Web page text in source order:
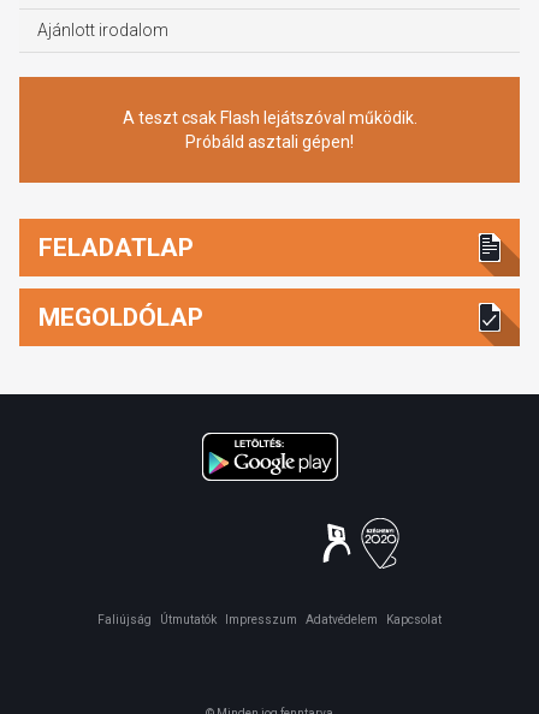
Ajánlott irodalom
A teszt csak Flash lejátszóval működik.
Próbáld asztali gépen!
FELADATLAP
MEGOLDÓLAP
Faliújság Útmutatók Impresszum Adatvédelem Kapcsolat